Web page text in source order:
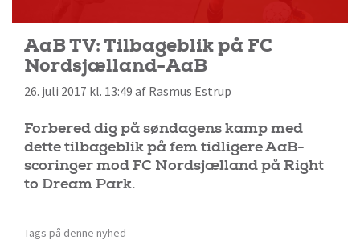
AaB TV: Tilbageblik på FC
Nordsjælland-AaB
26. juli 2017 kl. 13:49 af Rasmus Estrup
Forbered dig på søndagens kamp med
dette tilbageblik på fem tidligere AaB-
scoringer mod FC Nordsjælland på Right
to Dream Park.
Tags på denne nyhed